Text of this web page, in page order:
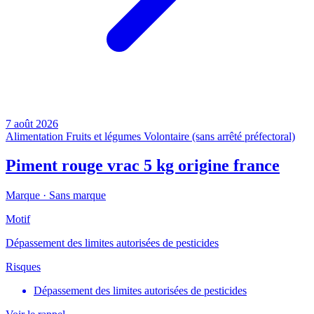
7 août 2026
Alimentation Fruits et légumes Volontaire (sans arrêté préfectoral)
Piment rouge vrac 5 kg origine france
Marque · Sans marque
Motif
Dépassement des limites autorisées de pesticides
Risques
Dépassement des limites autorisées de pesticides